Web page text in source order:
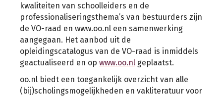
kwaliteiten van schoolleiders en de
professionaliseringsthema’s van bestuurders zijn
de VO-raad en www.oo.nl een samenwerking
aangegaan. Het aanbod uit de
opleidingscatalogus van de VO-raad is inmiddels
geactualiseerd en op www.oo.nl geplaatst.
oo.nl biedt een toegankelijk overzicht van alle
(bij)scholingsmogelijkheden en vakliteratuur voor